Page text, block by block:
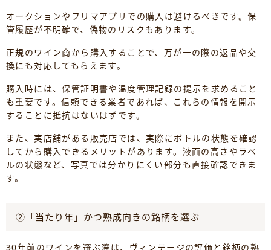
オークションやフリマアプリでの購入は避けるべきです。保
管履歴が不明確で、偽物のリスクもあります。
正規のワイン商から購入することで、万が一の際の返品や交
換にも対応してもらえます。
購入時には、保管証明書や温度管理記録の提示を求めること
も重要です。信頼できる業者であれば、これらの情報を開示
することに抵抗はないはずです。
また、実店舗がある販売店では、実際にボトルの状態を確認
してから購入できるメリットがあります。液面の高さやラベ
ルの状態など、写真では分かりにくい部分も直接確認できま
す。
②「当たり年」かつ熟成向きの銘柄を選ぶ
30年前のワインを選ぶ際は、ヴィンテージの評価と銘柄の熟